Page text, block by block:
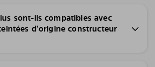
sont-ils compatibles avec
d’origine constructeur